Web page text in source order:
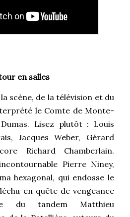
en salles
scène, de la télévision et du
le Comte de Monte-
Dumas. Lisez plutôt : Louis
Jacques Weber, Gérard
Richard Chamberlain.
Pierre Niney,
hexagonal, qui endosse le
en quête de vengeance
du tandem Matthieu